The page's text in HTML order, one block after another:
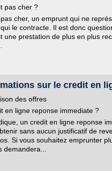
pas cher ?
cher, un emprunt qui ne
le contracte. Il est donc
une prestation de plus en plus
sur le credit en
des offres
en ligne reponse immediate ?
un credit en ligne reponse
sans aucun justificatif de
Si vous souhaitez emprunter